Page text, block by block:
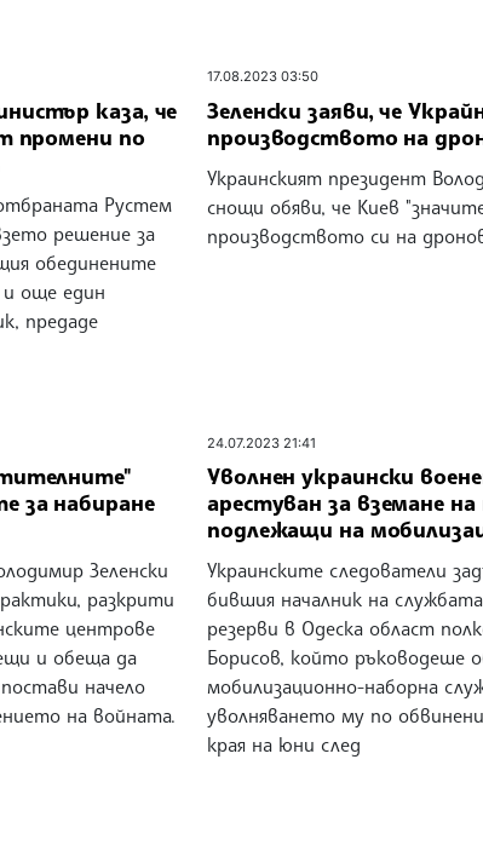
каза, че
промени по
Рустем
решение за
обединените
и още един
предаде
17.08.2023 03:50
Зеленски заяви, че
производството на
Украинският президент
снощи обяви, че Киев
производството си на
за набиране
Зеленски
разкрити
центрове
и обеща да
начело
на войната.
24.07.2023 21:41
Уволнен украински
арестуван за вземане
подлежащи на
Украинските следователи
бившия началник на
резерви в Одеска област
Борисов, който ръководеше
мобилизационно-наборна
уволняването му по
края на юни след